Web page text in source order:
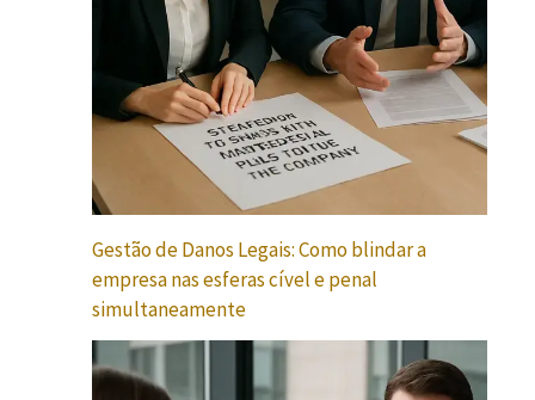
Gestão de Danos Legais: Como blindar a
empresa nas esferas cível e penal
simultaneamente